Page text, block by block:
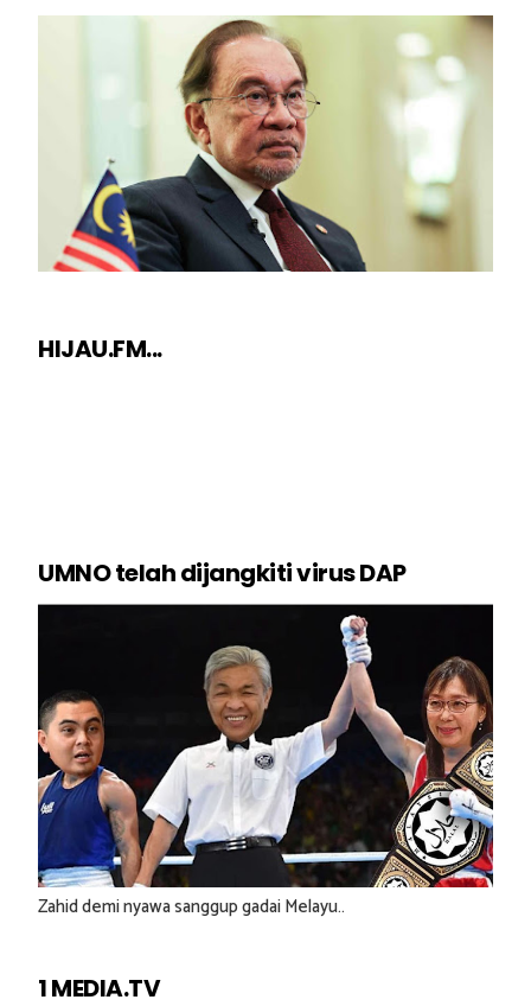
HIJAU.FM...
UMNO telah dijangkiti virus DAP
Zahid demi nyawa sanggup gadai Melayu..
1 MEDIA.TV